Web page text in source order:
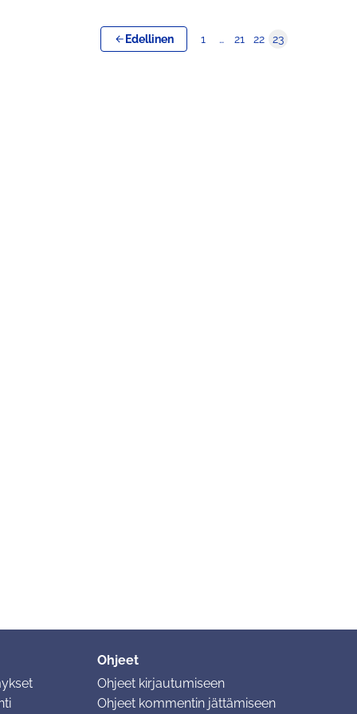
Edellinen 1 … 21 22 23
Ohjeet
Ohjeet kirjautumiseen
Ohjeet kommentin jättämiseen